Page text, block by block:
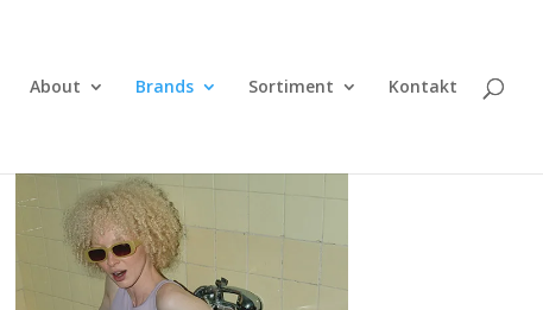
About Brands Sortiment Kontakt